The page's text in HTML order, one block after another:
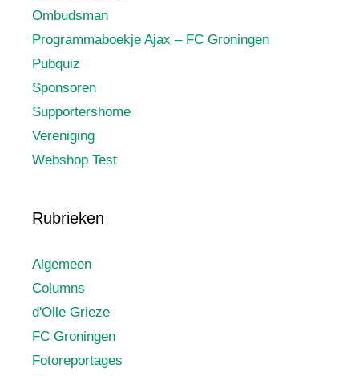
Ombudsman
Programmaboekje Ajax – FC Groningen
Pubquiz
Sponsoren
Supportershome
Vereniging
Webshop Test
Rubrieken
Algemeen
Columns
d'Olle Grieze
FC Groningen
Fotoreportages